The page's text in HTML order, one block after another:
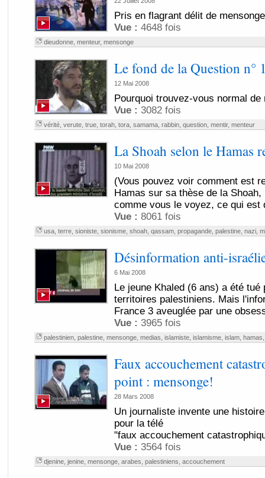
Pris en flagrant délit de
Vue : 4648 fois
dieudonne, menteur, mensonge
Le fond de la Question n°
12 Mai 2008
Pourquoi trouvez-vous normal de
Vue : 3082 fois
vérité, verute, true, torah, tora, samama, rabbin, question, mentir, menteur
La Shoah selon le Hamas
10 Mai 2008
(Vous pouvez voir comment est
Hamas sur sa thèse de la
comme vous le voyez, ce qui est
Vue : 8061 fois
usa, terre, sioniste, sionisme, shoah, qassam, propagande, palestine, nazi,
Désinformation anti-
6 Mai 2008
Le jeune Khaled (6 ans) a été tué
territoires palestiniens. Mais
France 3 aveuglée par une
Vue : 3965 fois
palestinien, palestine, mensonge, medias islamiste, islamisme, islam, hamas
Faux accouchement
point : mensonge!
28 Mars 2008
Un journaliste invente une
pour la télé
"faux accouchement
Vue : 3564 fois
djenine, jenine, mensonge, arabes palestiniens accouchement